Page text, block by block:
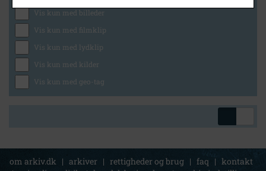
Vis kun med billeder
Vis kun med filmklip
Vis kun med lydklip
Vis kun med kilder
Vis kun med geo-tag
om arkiv.dk | arkiver | rettigheder og brug | faq | kontakt